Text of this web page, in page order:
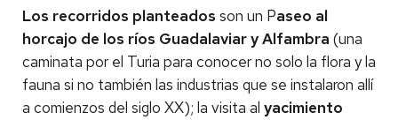
Los recorridos planteados son un Paseo al
horcajo de los ríos Guadalaviar y Alfambra (una
caminata por el Turia para conocer no solo la flora y la
fauna si no también las industrias que se instalaron allí
a comienzos del siglo XX); la visita al yacimiento